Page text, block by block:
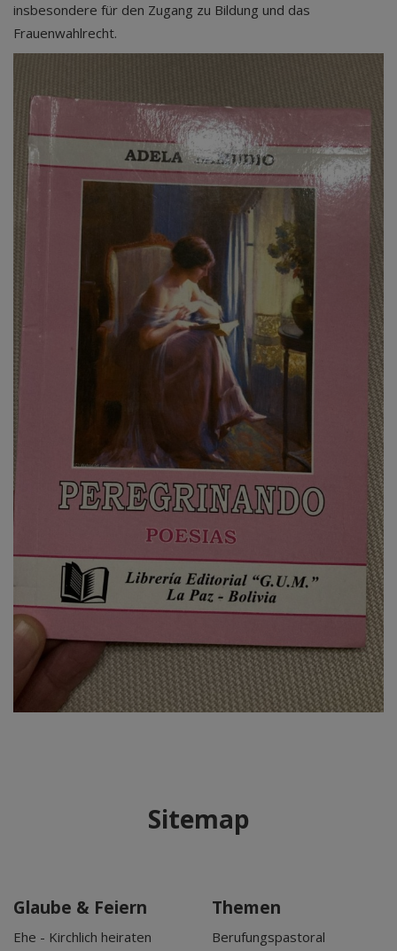
insbesondere für den Zugang zu Bildung und das
Frauenwahlrecht.
Sitemap
Glaube & Feiern
Ehe - Kirchlich heiraten
Themen
Berufungspastoral